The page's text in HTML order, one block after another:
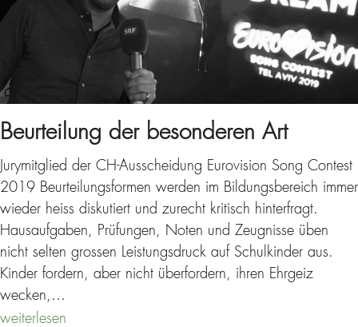
Beurteilung der besonderen Art
Jurymitglied der CH-Ausscheidung Eurovision Song Contest
2019 Beurteilungsformen werden im Bildungsbereich immer
wieder heiss diskutiert und zurecht kritisch hinterfragt.
Hausaufgaben, Prüfungen, Noten und Zeugnisse üben
nicht selten grossen Leistungsdruck auf Schulkinder aus.
Kinder fordern, aber nicht überfordern, ihren Ehrgeiz
wecken,…
weiterlesen